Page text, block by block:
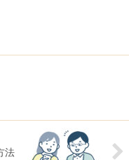
法